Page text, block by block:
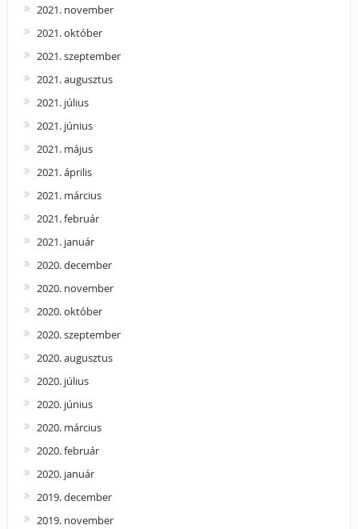
2021. november
2021. október
2021. szeptember
2021. augusztus
2021. július
2021. június
2021. május
2021. április
2021. március
2021. február
2021. január
2020. december
2020. november
2020. október
2020. szeptember
2020. augusztus
2020. július
2020. június
2020. március
2020. február
2020. január
2019. december
2019. november